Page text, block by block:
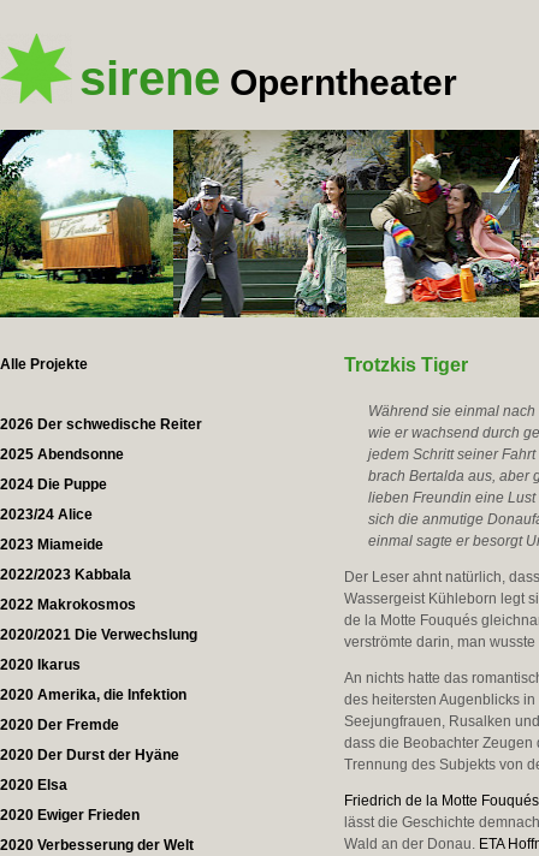
sirene Operntheater
Alle Projekte
2026 Der schwedische Reiter
2025 Abendsonne
2024 Die Puppe
2023/24 Alice
2023 Miameide
2022/2023 Kabbala
2022 Makrokosmos
2020/2021 Die Verwechslung
2020 Ikarus
2020 Amerika, die Infektion
2020 Der Fremde
2020 Der Durst der Hyäne
2020 Elsa
2020 Ewiger Frieden
2020 Verbesserung der Welt
Trotzkis Tiger
Während sie einmal
wie er wachsend durch
jedem Schritt seiner
brach Bertalda aus, aber
lieben Freundin eine Lust
sich die anmutige
einmal sagte er besorgt
Der Leser ahnt natürlich,
Wassergeist Kühleborn legt
de la Motte Fouqués
verströmte darin, man
An nichts hatte das
des heitersten Augenblicks
Seejungfrauen, Rusalken
dass die Beobachter
Trennung des Subjekts von
Friedrich de la Motte Fouqués
lässt die Geschichte
Wald an der Donau. ETA